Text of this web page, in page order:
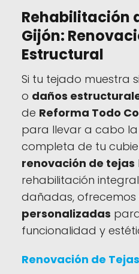
Rehabilitación
Gijón:
Estructural
Si tu tejado muestra
o daños
de Reforma Todo
para llevar a cabo
completa de tu
renovación de tejas
rehabilitación
dañadas, ofrecemos
personalizadas
funcionalidad y
Renovación de